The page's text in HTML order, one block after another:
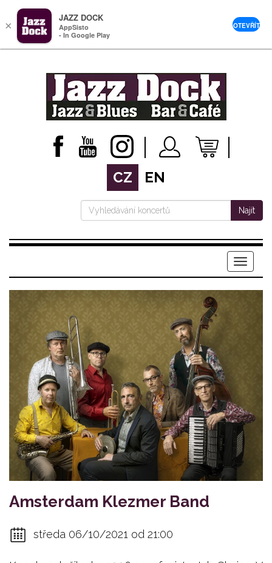
CZ EN
Najít
Menu
Amsterdam Klezmer Band
středa 06/10/2021 od 21:00
×
JAZZ DOCK
AppSisto
- In Google Play
OTEVŘÍT